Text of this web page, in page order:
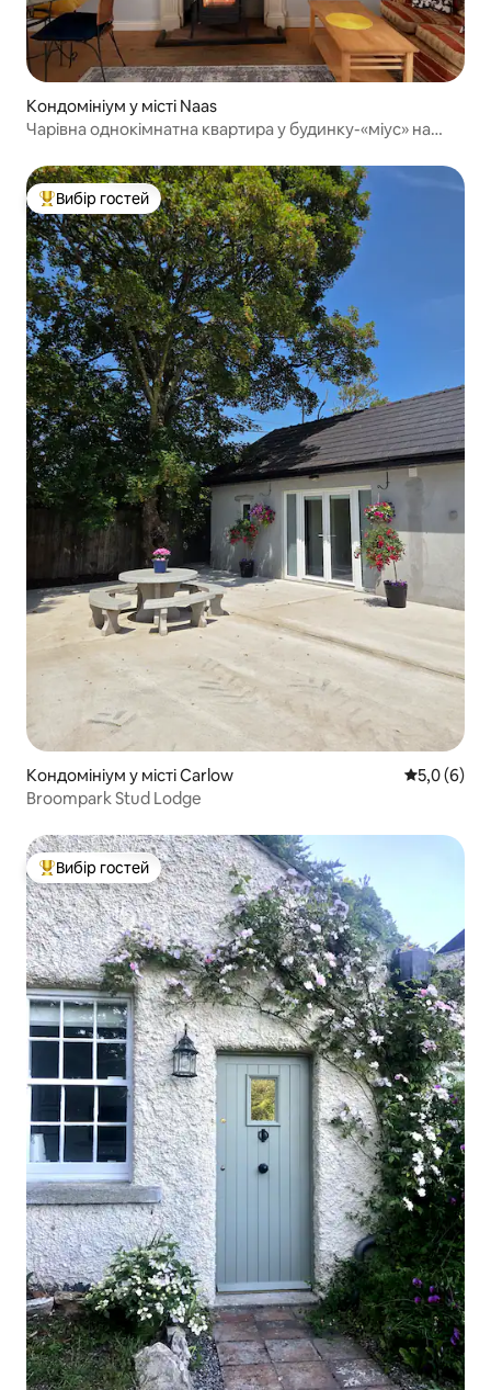
Кондомініум у місті Naas
Чарівна однокімнатна квартира у будинку-«міус» на
Топ вибір гостей
Вибір гостей
Кондомініум у місті Carlow Середня
5,0 (6)
Broompark Stud Lodge
Топ вибір гостей
Вибір гостей